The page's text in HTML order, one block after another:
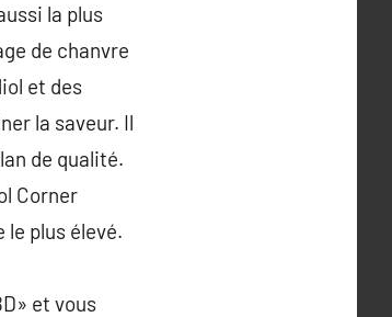
la plus
de chanvre
et des
la saveur. Il
de qualité.
Corner
le plus élevé.
et vous